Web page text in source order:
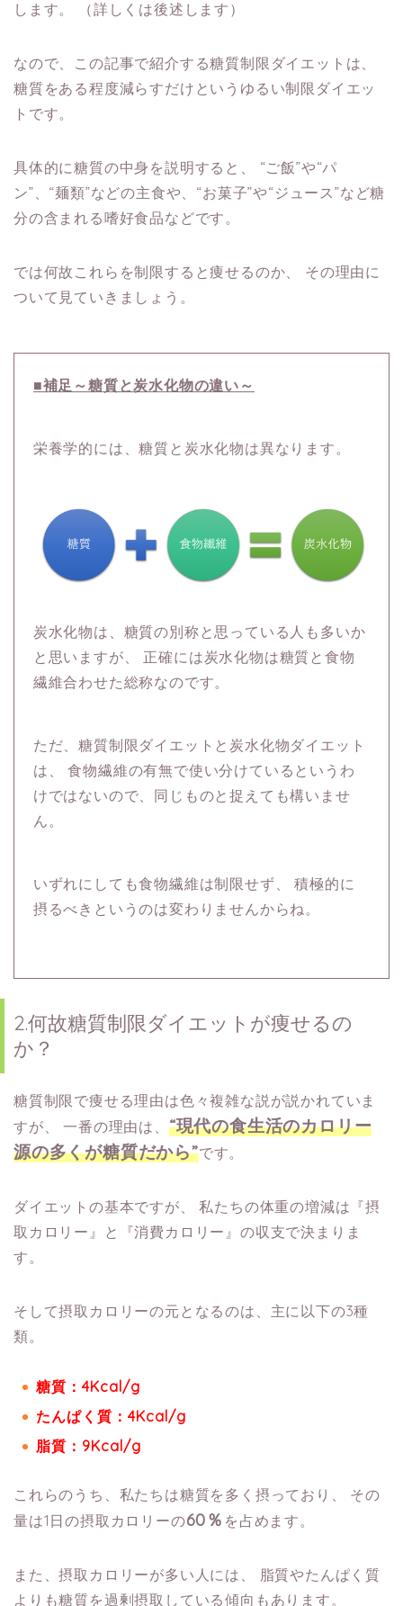
します。
（詳しくは後述します）
なので、この記事で紹介する糖質制限ダイエットは、
糖質をある程度減らすだけというゆるい制限ダイエッ
トです。
具体的に糖質の中身を説明すると、
“ご飯”や“パ
ン”、“麺類”などの主食や、“お菓子”や“ジュース”など糖
分の含まれる嗜好食品などです。
では何故これらを制限すると痩せるのか、
その理由に
ついて見ていきましょう。
■補足～糖質と炭水化物の違い～
栄養学的には、糖質と炭水化物は異なります。
炭水化物は、糖質の別称と思っている人も多いか
と思いますが、
正確には炭水化物は糖質と食物
繊維合わせた総称なのです。
ただ、糖質制限ダイエットと炭水化物ダイエット
は、
食物繊維の有無で使い分けているというわ
けではないので、同じものと捉えても構いませ
ん。
いずれにしても食物繊維は制限せず、
積極的に
摂るべきというのは変わりませんからね。
2.何故糖質制限ダイエットが痩せるの
か？
糖質制限で痩せる理由は色々複雑な説が説かれていま
すが、
一番の理由は、 “現代の食生活のカロリー
源の多くが糖質だから”です。
ダイエットの基本ですが、
私たちの体重の増減は『摂
取カロリー』と『消費カロリー』の収支で決まりま
す。
そして摂取カロリーの元となるのは、主に以下の3種
類。
糖質：4Kcal/g
たんぱく質：4Kcal/g
脂質：9Kcal/g
これらのうち、私たちは糖質を多く摂っており、
その
量は1日の摂取カロリーの60％ を占めます。
また、摂取カロリーが多い人には、
脂質やたんぱく質
よりも糖質を過剰摂取している傾向もあります。